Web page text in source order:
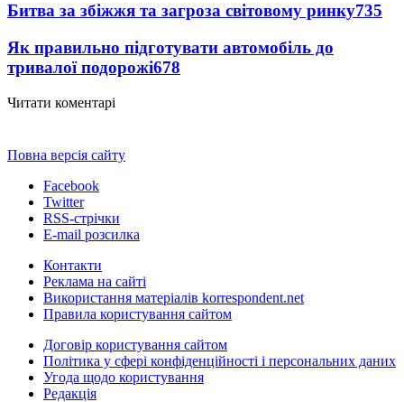
Битва за збіжжя та загроза світовому ринку735
Як правильно підготувати автомобіль до
тривалої подорожі678
Читати коментарі
Повна версія сайту
Facebook
Twitter
RSS-стрічки
E-mail розсилка
Контакти
Реклама на сайті
Використання матеріалів korrespondent.net
Правила користування сайтом
Договір користування сайтом
Політика у сфері конфіденційності і персональних даних
Угода щодо користування
Редакція